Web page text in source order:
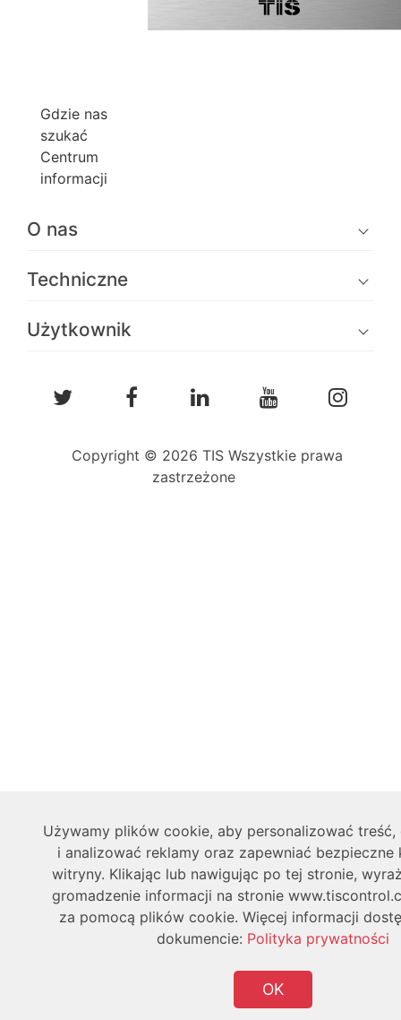
Gdzie nas
szukać
Centrum
informacji
O nas
Techniczne
Użytkownik
Copyright © 2026 TIS Wszystkie prawa
zastrzeżone
Używamy plików cookie, aby personalizować
i analizować reklamy oraz zapewniać bezpieczne
witryny. Klikając lub nawigując po tej stronie,
gromadzenie informacji na stronie
za pomocą plików cookie. Więcej informacji
dokumencie: Polityka prywatności
OK